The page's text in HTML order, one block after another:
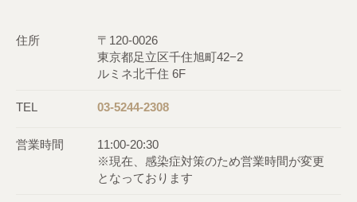
住所
〒120-0026
東京都足立区千住旭町42−2
ルミネ北千住 6F
TEL 03-5244-2308
営業時間
11:00-20:30
※現在、感染症対策のため営業時間が変更
となっております